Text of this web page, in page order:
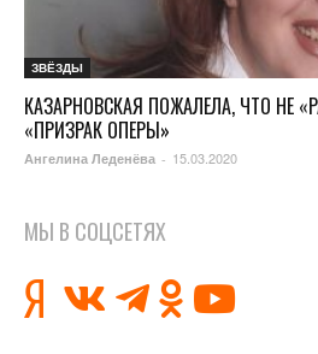
ЗВЁЗДЫ
КАЗАРНОВСКАЯ ПОЖАЛЕЛА, ЧТО НЕ
«ПРИЗРАК ОПЕРЫ»
Ангелина Леденёва - 15.03.2020
МЫ В СОЦСЕТЯХ